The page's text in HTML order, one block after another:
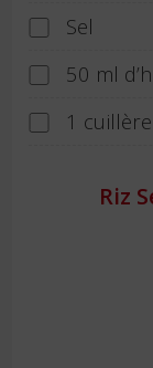
Riz
Sel
50 ml
1